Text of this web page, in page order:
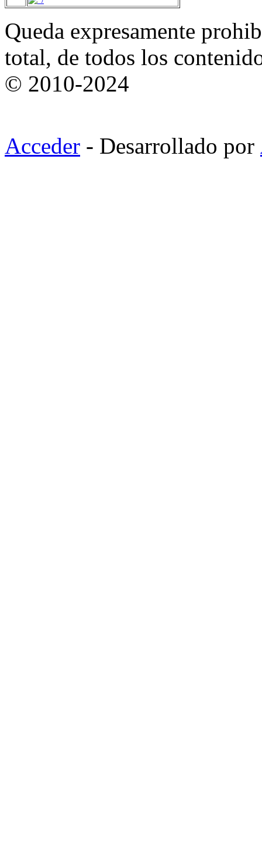
Queda expresamente
total, de todos los
© 2010-2024
Acceder - Desarrollado por